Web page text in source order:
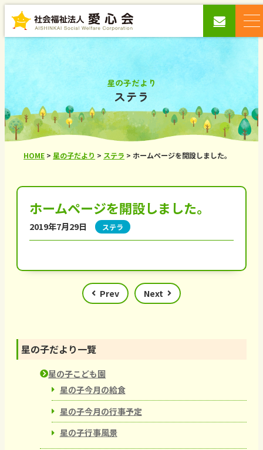
ステラ
星の子だより
HOME >星の子だより > ステラ > ホームページを開設しました。
ホームページを開設しました。
2019年7月29日 ステラ
Prev Next
星の子だより一覽
星の子こども園
星の子今月の給食
星の子今月の行事予定
星の子行事風景